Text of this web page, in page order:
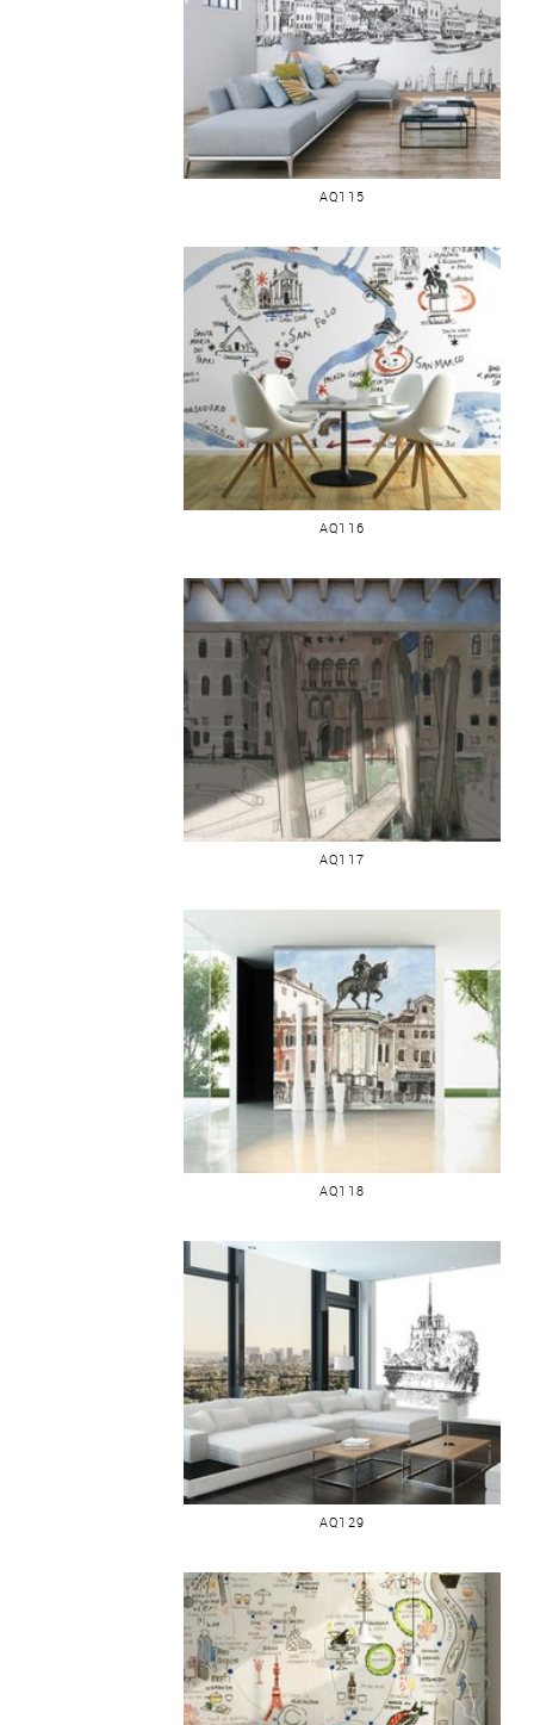
VENISE DE LA SALUTE
AQ115
CARTE DE VENISE
AQ116
VENISE D’UN PONTON
AQ117
AQ118
NOTRE-DAME DE PARIS AU CRAYON
AQ129